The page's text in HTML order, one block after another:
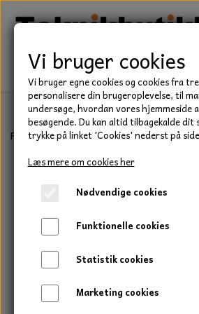
TEKNIK
KILEREMME
LEJER
PAKDÅSER
LÅSERINGE
BEFÆSTELSE
HAVE/PARK
UNIVERSALE REMME TIL
HAVETRAKTOR
TRAKTOR/
Forside Rem til fremdrift - 10 x 827 mm.
Vi bruger cookies
Vi bruger egne cookies og cookies fra
personalisere din brugeroplevelse, til
undersøge, hvordan vores hjemmeside
besøgende. Du kan altid tilbagekalde dit
trykke på linket 'Cookies' nederst på
Læs mere om cookies her
Nødvendige cookies
Funktionelle cookies
Statistik cookies
Marketing cookies